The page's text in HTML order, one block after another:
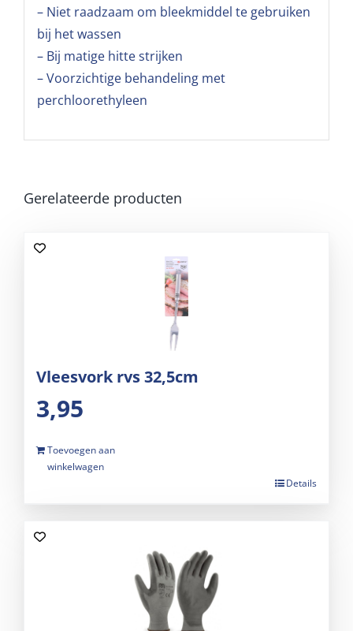
– Niet raadzaam om bleekmiddel te gebruiken
bij het wassen
– Bij matige hitte strijken
– Voorzichtige behandeling met
perchloorethyleen
Gerelateerde producten
Vleesvork rvs 32,5cm
3,95
Toevoegen aan
winkelwagen
Details